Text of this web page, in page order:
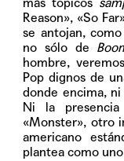
más tópicos
Reason», «So
se antojan,
no sólo de
hombre,
Pop dignos de
donde encima,
Ni la
«Monster», otro
americano
plantea como